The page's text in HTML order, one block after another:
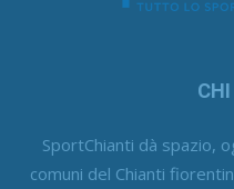
SportChianti dà spazio,
comuni del Chianti